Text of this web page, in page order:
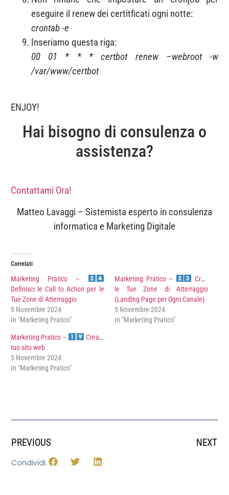
eseguire il renew dei certitficati ogni notte:
crontab -e
Inseriamo questa riga:
00 01 * * * certbot renew –webroot -w
/var/www/certbot
ENJOY!
Hai bisogno di consulenza o
assistenza?
Contattami Ora!
Matteo Lavaggi – Sistemista esperto in consulenza
informatica e Marketing Digitale
Correlati
Marketing Pratico –
Definisci le Call to Action per le
Tue Zone di Atterraggio
5 Novembre 2024
In "Marketing Pratico"
Marketing Pratico –
Crea
le Tue Zone di Atterraggio
(Landing Page per Ogni Canale)
5 Novembre 2024
In "Marketing Pratico"
Marketing Pratico –
Crea il
tuo sito web
5 Novembre 2024
In "Marketing Pratico"
PREVIOUS NEXT
Condividi: